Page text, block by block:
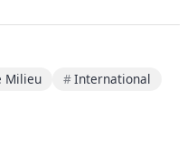
Milieu
International